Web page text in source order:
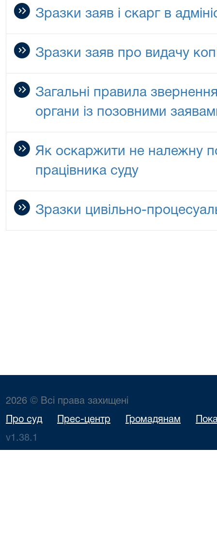
Зразки заяв і скарг в
Зразки заяв про видачу
Загальні правила
органи із позовними
Як оскаржити не належну
працівника суду
Зразки цивільно-
2026 © Всі права захищені
Про суд Прес-центр Громадянам
v1.38.1